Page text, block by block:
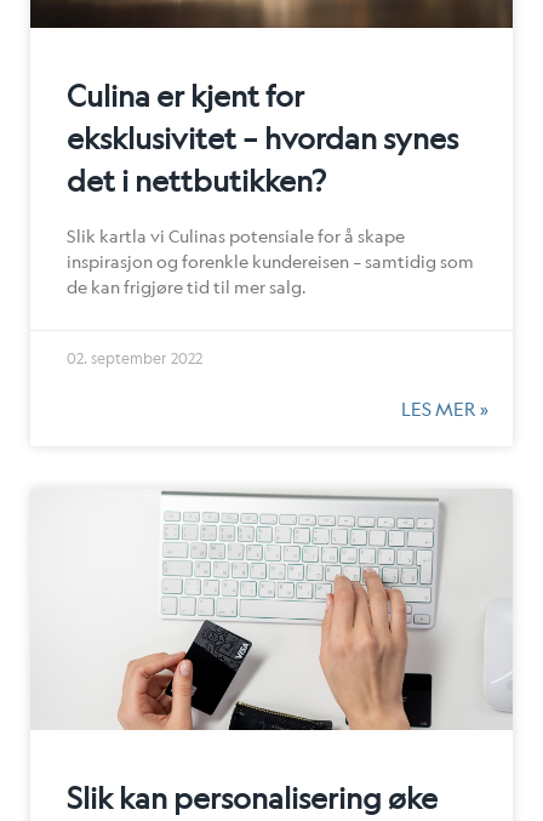
Culina er kjent for
eksklusivitet – hvordan synes
det i nettbutikken?
Slik kartla vi Culinas potensiale for å skape
inspirasjon og forenkle kundereisen – samtidig som
de kan frigjøre tid til mer salg.
LES MER »
02. september 2022
Slik kan personalisering øke